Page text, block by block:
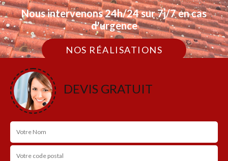
Nous intervenons 24h/24 sur 7j/7 en cas
d'urgence
NOS RÉALISATIONS
DEVIS GRATUIT